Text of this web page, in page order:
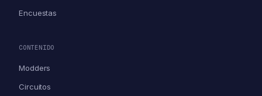
Encuestas
CONTENIDO
Modders
Circuitos